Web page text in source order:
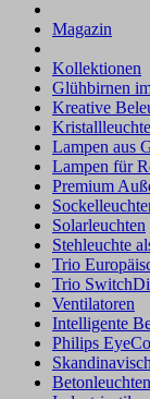
Magazin
Kollektionen
Glühbirnen
Kreative
Lampen aus
Lampen für
Premium
Solarleuchten
Stehleuchte
Trio
Trio
Ventilatoren
Intelligente
Philips
Betonleuchten